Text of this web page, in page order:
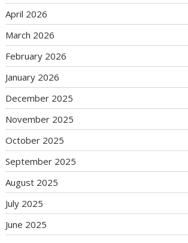
April 2026
March 2026
February 2026
January 2026
December 2025
November 2025
October 2025
September 2025
August 2025
July 2025
June 2025